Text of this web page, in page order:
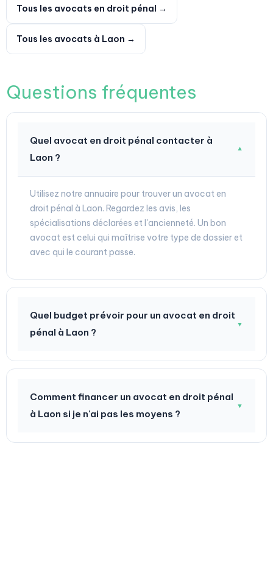
Tous les avocats en droit pénal →
Tous les avocats à Laon →
Questions fréquentes
Quel avocat en droit pénal contacter à
Laon ?
▼
Utilisez notre annuaire pour trouver un avocat en
droit pénal à Laon. Regardez les avis, les
spécialisations déclarées et l'ancienneté. Un bon
avocat est celui qui maîtrise votre type de dossier et
avec qui le courant passe.
Quel budget prévoir pour un avocat en droit
pénal à Laon ?
▼
Comment financer un avocat en droit pénal
à Laon si je n'ai pas les moyens ?
▼